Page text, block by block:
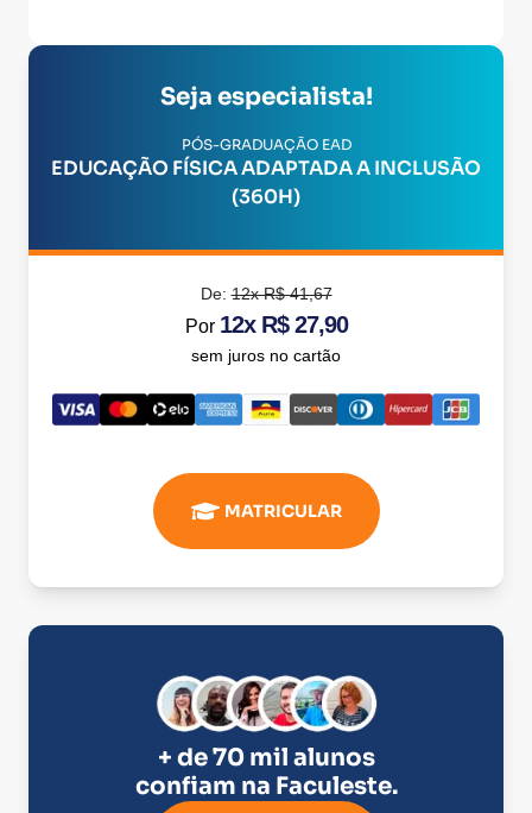
Seja especialista!
PÓS-GRADUAÇÃO EAD
EDUCAÇÃO FÍSICA ADAPTADA A INCLUSÃO
(360H)
De:12x R$ 41,67
Por 12x R$ 27,90
sem juros no cartão
MATRICULAR
+ de 70 mil alunos
confiam na Faculeste.